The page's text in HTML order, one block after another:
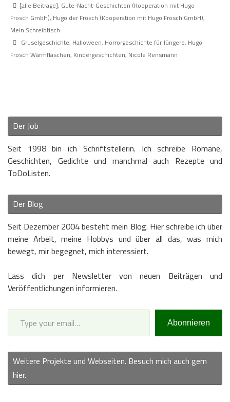
[alle Beiträge], Gute-Nacht-Geschichten (Kooperation mit Hugo
Frosch GmbH), Hugo der Frosch (Kooperation mit Hugo Frosch GmbH),
Mein Schreibtisch
Gruselgeschichte, Halloween, Horrorgeschichte für Jüngere, Hugo
Frosch Wärmflaschen, Kindergeschichten, Nicole Rensmann
Der Job
Seit 1998 bin ich Schriftstellerin. Ich schreibe Romane,
Geschichten, Gedichte und manchmal auch Rezepte und
ToDoListen.
Der Blog
Seit Dezember 2004 besteht mein Blog. Hier schreibe ich über
meine Arbeit, meine Hobbys und über all das, was mich
bewegt, mir begegnet, mich interessiert.
Lass dich per Newsletter von neuen Beiträgen und
Veröffentlichungen informieren.
Type your email…
Abonnieren
Weitere Projekte und Webseiten. Besuch mich auch gern
hier.